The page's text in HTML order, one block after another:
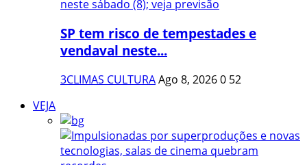
SP tem risco de tempestades e
vendaval neste...
3CLIMAS CULTURAAgo 8, 20260 52
VEJA